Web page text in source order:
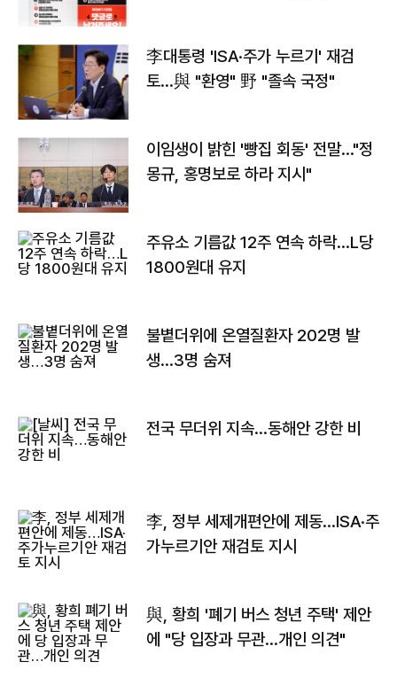
李대통령 'ISA·주가 누르기' 재검
토…與 "환영" 野 "졸속 국정"
이임생이 밝힌 '빵집 회동' 전말…"정
몽규, 홍명보로 하라 지시"
주유소 기름값 12주 연속 하락…L당
1800원대 유지
불볕더위에 온열질환자 202명 발
생…3명 숨져
전국 무더위 지속…동해안 강한 비
李, 정부 세제개편안에 제동…ISA·주
가누르기안 재검토 지시
與, 황희 '폐기 버스 청년 주택' 제안
에 "당 입장과 무관…개인 의견"